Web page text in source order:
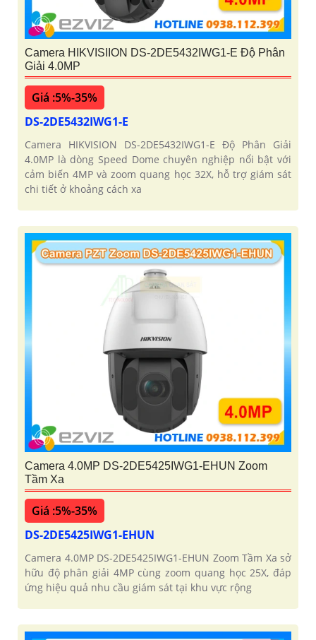
Camera HIKVISIION DS-2DE5432IWG1-E Độ Phân
Giải 4.0MP
Giá :5%-35%
DS-2DE5432IWG1-E
Camera HIKVISION DS-2DE5432IWG1-E Độ Phân Giải
4.0MP là dòng Speed Dome chuyên nghiệp nổi bật với
cảm biến 4MP và zoom quang học 32X, hỗ trợ giám sát
chi tiết ở khoảng cách xa
Camera 4.0MP DS-2DE5425IWG1-EHUN Zoom
Tầm Xa
Giá :5%-35%
DS-2DE5425IWG1-EHUN
Camera 4.0MP DS-2DE5425IWG1-EHUN Zoom Tầm Xa sở
hữu độ phân giải 4MP cùng zoom quang học 25X, đáp
ứng hiệu quả nhu cầu giám sát tại khu vực rộng